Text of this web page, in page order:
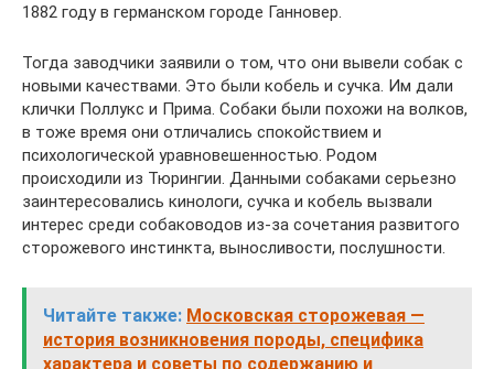
1882 году в германском городе Ганновер.
Тогда заводчики заявили о том, что они вывели собак с
новыми качествами. Это были кобель и сучка. Им дали
клички Поллукс и Прима. Собаки были похожи на волков,
в тоже время они отличались спокойствием и
психологической уравновешенностью. Родом
происходили из Тюрингии. Данными собаками серьезно
заинтересовались кинологи, сучка и кобель вызвали
интерес среди собаководов из-за сочетания развитого
сторожевого инстинкта, выносливости, послушности.
Читайте также: Московская сторожевая —
история возникновения породы, специфика
характера и советы по содержанию и